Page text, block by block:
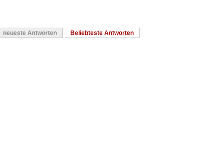
neueste Antworten Beliebteste Antworten